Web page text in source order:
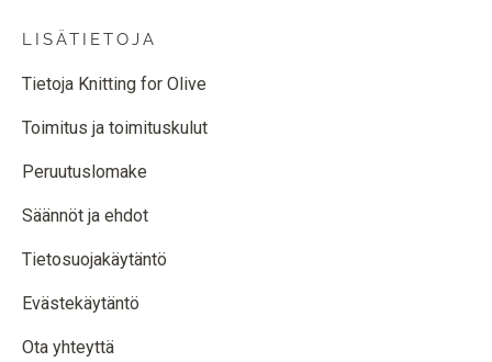
LISÄTIETOJA
Tietoja Knitting for Olive
Toimitus ja toimituskulut
Peruutuslomake
Säännöt ja ehdot
Tietosuojakäytäntö
Evästekäytäntö
Ota yhteyttä